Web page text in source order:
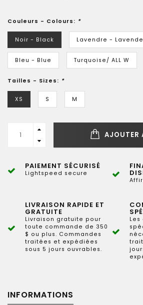
Couleurs - Colours: *
Noir - Black Lavendre -
Bleu - Blue Turquoise/ ALL W
Tailles - Sizes: *
XS S M
AJOUTER
PAIEMENT SÉCURISÉ
Lightspeed secure
LIVRAISON RAPIDE ET
GRATUITE
Livraison gratuite pour
toute commande de 350
$ ou plus. Commandes
traitées et expédiées
sous 5 jours ouvrables.
Les
INFORMATIONS